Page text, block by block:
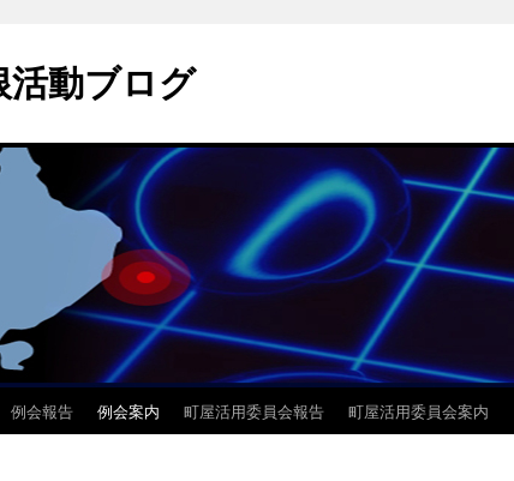
活動ブログ
例会報告 例会案内 町屋活用委員会報告 町屋活用委員会案内